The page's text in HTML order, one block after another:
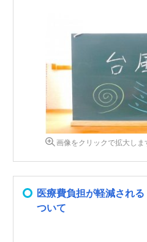
画像をクリックで拡大しま
医療費負担が軽減され
ついて